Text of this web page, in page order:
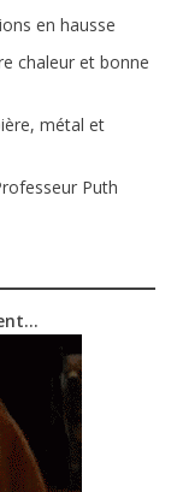
en hausse
chaleur et bonne
métal et
Puth